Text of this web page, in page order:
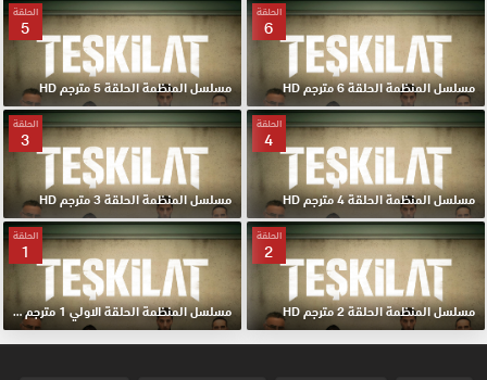
الحلقة
6
مسلسل المنظمة الحلقة 6 مترجم HD
الحلقة
5
مسلسل المنظمة الحلقة 5 مترجم HD
الحلقة
4
مسلسل المنظمة الحلقة 4 مترجم HD
الحلقة
3
مسلسل المنظمة الحلقة 3 مترجم HD
الحلقة
2
مسلسل المنظمة الحلقة 2 مترجم HD
الحلقة
1
مسلسل المنظمة الحلقة الاولي 1 مترجم HD